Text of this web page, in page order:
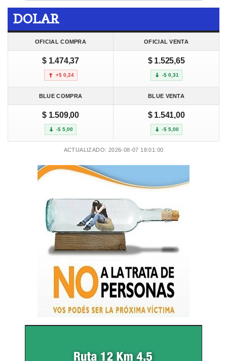
DOLAR
OFICIAL COMPRA OFICIAL VENTA
$ 1.474,37
+$ 0,24
$ 1.525,65
-$ 0,31
BLUE COMPRA BLUE VENTA
$ 1.509,00
-$ 5,00
$ 1.541,00
-$ 5,00
ACTUALIZADO: 2026-08-07 18:01:00